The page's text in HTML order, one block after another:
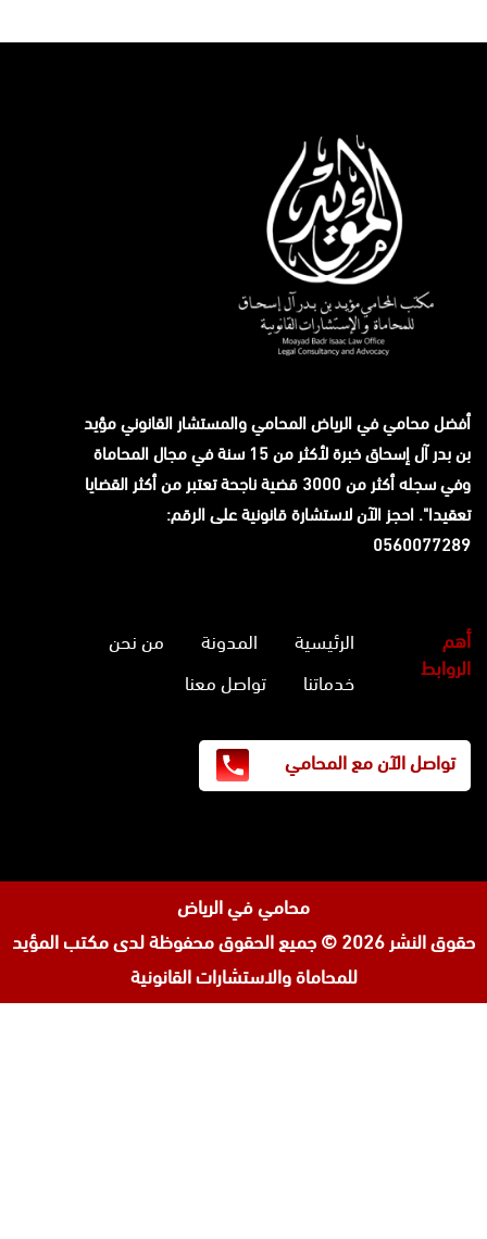
أفضل محامي في الرياض المحامي والمستشار القانونيمؤيد
بن بدر آل إسحاق
خبرة لأكثر من 15 سنة في مجال المحاماة
وفي سجله أكثر من 3000 قضية ناجحة تعتبر من أكثر القضايا
تعقيدا". احجز الآن لاستشارة قانونية على الرقم:
0560077289
أهم
الروابط
الرئيسية المدونة
من نحن
خدماتنا
تواصل معنا
تواصل الآن مع المحامي
محامي في الرياض
حقوق النشر 2026 © جميع الحقوق محفوظة لدى
مكتب المؤيد
للمحاماة والاستشارات القانونية